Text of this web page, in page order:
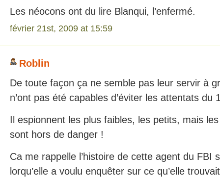
Les néocons ont du lire Blanqui, l’enfermé.
février 21st, 2009 at 15:59
Roblin
De toute façon ça ne semble pas leur servir à
n’ont pas été capables d’éviter les attentats du
Il espionnent les plus faibles, les petits, mais
sont hors de danger !
Ca me rappelle l’histoire de cette agent du FBI
lorqu’elle a voulu enquêter sur ce qu’elle